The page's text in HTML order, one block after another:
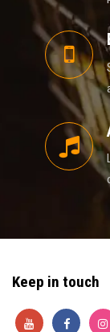
Keep in touch